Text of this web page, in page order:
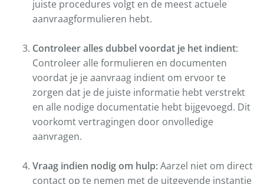
juiste procedures volgt en de meest actuele
aanvraagformulieren hebt.
Controleer alles dubbel voordat je het indient:
Controleer alle formulieren en documenten
voordat je je aanvraag indient om ervoor te
zorgen dat je de juiste informatie hebt verstrekt
en alle nodige documentatie hebt bijgevoegd. Dit
voorkomt vertragingen door onvolledige
aanvragen.
Vraag indien nodig om hulp:Aarzel niet om direct
contact op te nemen met de uitgevende instantie